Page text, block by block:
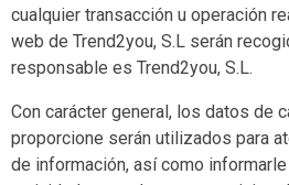
cualquier transacción u operación
web de Trend2you, S.L serán
responsable es Trend2you, S.L.
Con carácter general, los datos de
proporcione serán utilizados para
de información, así como